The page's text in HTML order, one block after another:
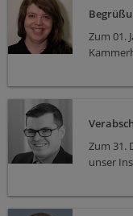
Zum 01.
Zum 31.
unser